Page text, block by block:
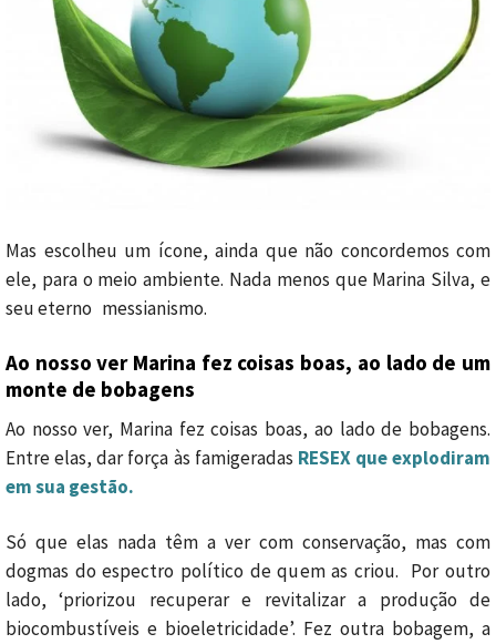
Mas escolheu um ícone, ainda que não concordemos com
ele, para o meio ambiente. Nada menos que Marina Silva, e
seu eterno messianismo.
Ao nosso ver Marina fez coisas boas, ao lado de um
monte de bobagens
Ao nosso ver, Marina fez coisas boas, ao lado de bobagens.
Entre elas, dar força às famigeradas RESEX que explodiram
em sua gestão.
Só que elas nada têm a ver com conservação, mas com
dogmas do espectro político de quem as criou. Por outro
lado, ‘priorizou recuperar e revitalizar a produção de
biocombustíveis e bioeletricidade’. Fez outra bobagem, a